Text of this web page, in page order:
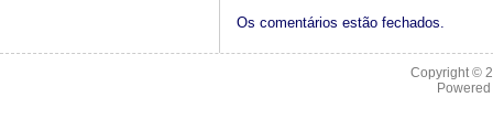
Os comentários estão fechados.
Copyright ©